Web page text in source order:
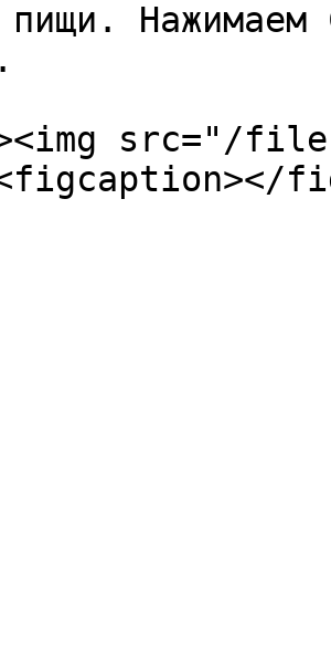
пищи. Нажимаем
src="/files/